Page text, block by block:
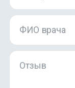
ФИО врача
Отзыв